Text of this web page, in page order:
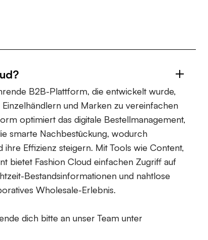
B2B-Plattform, die entwickelt wurde,
und Marken zu vereinfachen
optimiert das digitale Bestellmanagement,
smarte Nachbestückung, wodurch
ihre Effizienz steigern. Mit Tools wie Content,
bietet Fashion Cloud einfachen Zugriff auf
Bestandsinformationen und nahtlose
Wholesale-Erlebnis.
dich bitte an unser Team unter